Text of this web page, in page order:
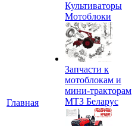
Главная
Культиваторы
Мотоблоки
Запчасти к
мотоблокам и
мини-тракторам
МТЗ Беларус